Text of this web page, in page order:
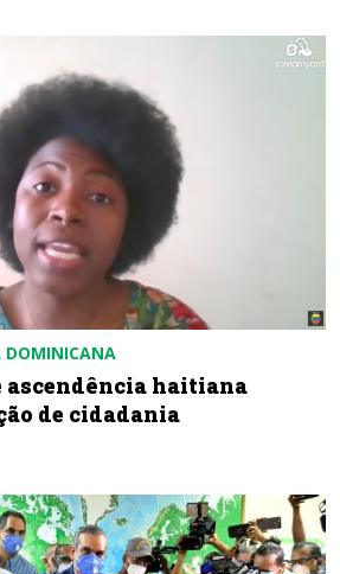
DOMINICANA
ascendência haitiana
de cidadania